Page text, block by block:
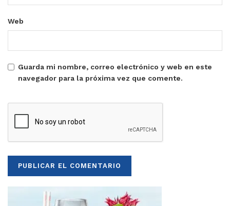
Web
Guarda mi nombre, correo electrónico y web en este
navegador para la próxima vez que comente.